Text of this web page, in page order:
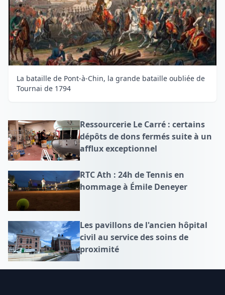
La bataille de Pont-à-Chin, la grande bataille oubliée de
Tournai de 1794
Ressourcerie Le Carré : certains
dépôts de dons fermés suite à un
afflux exceptionnel
RTC Ath : 24h de Tennis en
hommage à Émile Deneyer
Les pavillons de l'ancien hôpital
civil au service des soins de
proximité